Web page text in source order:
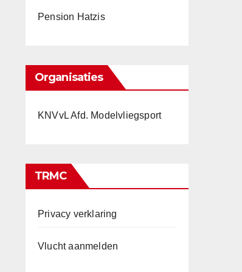
Pension Hatzis
Organisaties
KNVvL Afd. Modelvliegsport
TRMC
Privacy verklaring
Vlucht aanmelden